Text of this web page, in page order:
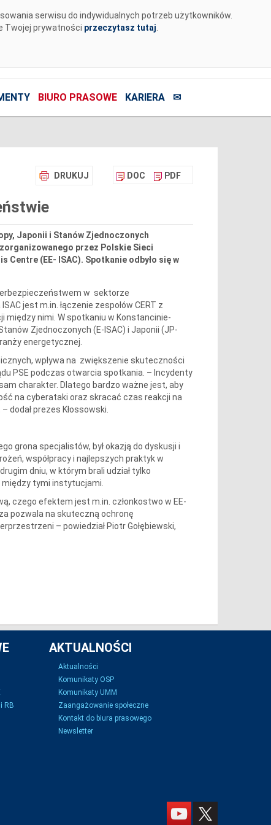
serwisu do indywidualnych potrzeb użytkowników.
Twojej prywatności przeczytasz tutaj
BIURO PRASOWE KARIERA ✉
DRUKUJ DOC PDF
Japonii i Stanów Zjednoczonych
przez Polskie Sieci
(EE- ISAC). Spotkanie odbyło się w
w sektorze
jest m.in. łączenie zespołów CERT z
nimi. W spotkaniu w Konstancinie-
Zjednoczonych (E-ISAC) i Japonii (JP-
energetycznej.
wpływa na zwiększenie skuteczności
PSE podczas otwarcia spotkania. – Incydenty
charakter. Dlatego bardzo ważne jest, aby
na cyberataki oraz skracać czas reakcji na
prezes Kłossowski.
grona specjalistów, był okazją do dyskusji i
współpracy i najlepszych praktyk w
dniu, w którym brali udział tylko
tymi instytucjami.
czego efektem jest m.in. członkostwo w EE-
pozwala na skuteczną ochronę
– powiedział Piotr Gołębiewski,
RB
AKTUALNOŚCI
Aktualności
Komunikaty OSP
Komunikaty UMM
Zaangażowanie społeczne
Kontakt do biura prasowego
Newsletter